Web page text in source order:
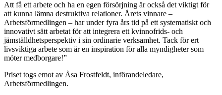
Att få ett arbete och ha en egen försörjning är också det viktigt för
att kunna lämna destruktiva relationer. Årets vinnare –
Arbetsförmedlingen – har under fyra års tid på ett systematiskt och
innovativt sätt arbetat för att integrera ett kvinnofrids- och
jämställdhetsperspektiv i sin ordinarie verksamhet. Tack för ert
livsviktiga arbete som är en inspiration för alla myndigheter som
möter medborgare!”
Priset togs emot av Åsa Frostfeldt, införandeledare,
Arbetsförmedlingen.